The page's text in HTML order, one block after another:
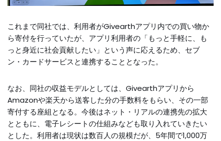
これまで同社では、利用者がGivearthアプリ内での買い物か
ら寄付を行っていたが、アプリ利用者の「もっと手軽に、も
っと身近に社会貢献したい」という声に応えるため、セブ
ン・カードサービスと連携することとなった。
なお、同社の収益モデルとしては、Givearthアプリから
Amazonや楽天から送客した分の手数料をもらい、その一部
寄付する座組となる。今後はネット・リアルの連携先の拡大
とともに、電子レシートの仕組みなども取り入れていきたい
とした。利用者は現状は数百人の規模だが、5年間で1,000万